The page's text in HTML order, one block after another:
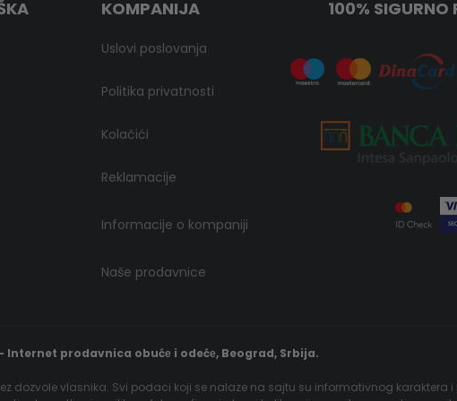
KOMPANIJA
Uslovi poslovanja
Politika privatnosti
Kolačići
Reklamacije
Informacije o kompaniji
Naše prodavnice
100% SIGURNO
Internet prodavnica obućе i odećе, Beograd, Srbija.
dozvole vlasnika. Svi podaci koji se nalaze na sajtu su informativnog karaktera